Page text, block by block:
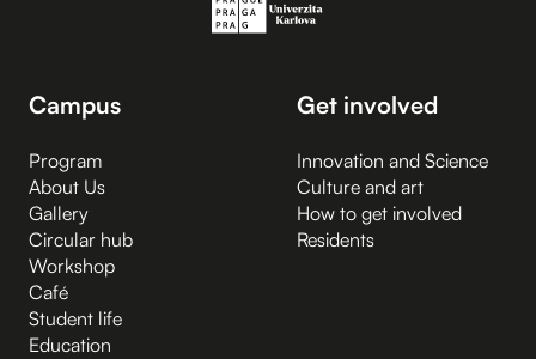
Campus
Program
About Us
Gallery
Circular hub
Workshop
Café
Student life
Education
Get involved
Innovation and Science
Culture and art
How to get involved
Residents